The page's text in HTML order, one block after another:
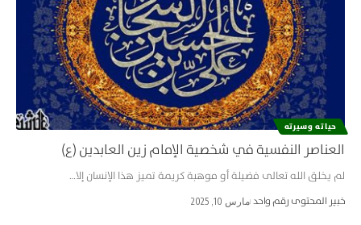
حياته وسيرته
العناصر النفسية في شخصية الإمام زين العابدين (ع)
لم يخلق الله تعالى فضيلة أو موهبة كريمة تميز هذا الإنسان إلا…
خبير المحتوى رقم واحد مارس 10, 2025